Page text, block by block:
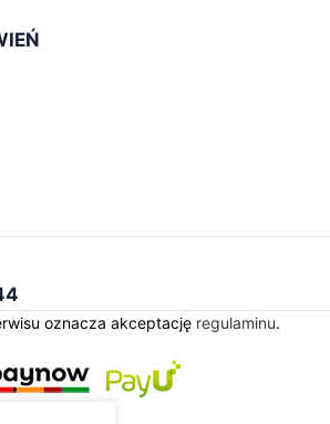
oznacza akceptację regulaminu.